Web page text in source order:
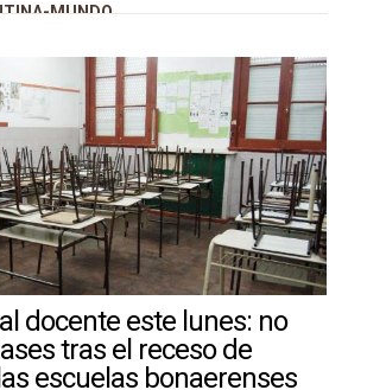
MUNDO
docente este lunes: no
tras el receso de
escuelas bonaerenses